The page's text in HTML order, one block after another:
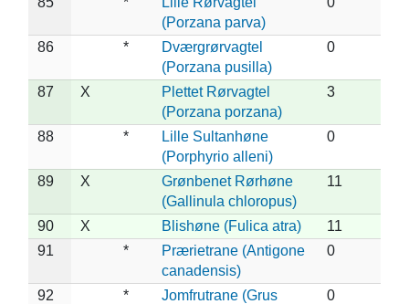
(Porzana parva)
86 *
Dværgrørvagtel
(Porzana pusilla)
0
87 X
Plettet Rørvagtel
(Porzana porzana)
3
88 *
Lille Sultanhøne
(Porphyrio alleni)
0
89 X
Grønbenet Rørhøne
(Gallinula chloropus)
11
90 X Blishøne (Fulica atra)
11
91
*
Prærietrane (Antigone
canadensis)
0
92 *
Jomfrutrane (Grus
0